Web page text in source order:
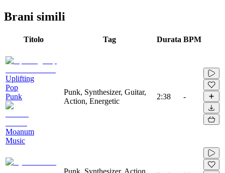
Brani simili
Titolo Tag Durata BPM
Uplifting
Pop
Punk
Moanum
Music
Punk, Synthesizer, Guitar,
Action, Energetic
2:38 -
Punk, Synthesizer, Action,